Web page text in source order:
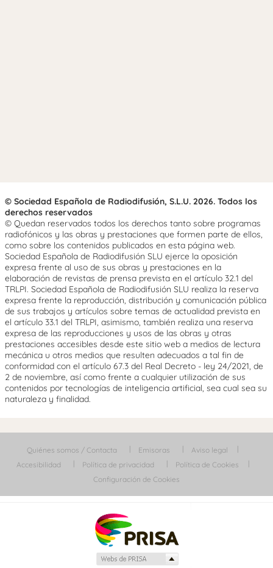
© Sociedad Española de Radiodifusión, S.L.U. 2026. Todos los
derechos reservados
© Quedan reservados todos los derechos tanto sobre programas
radiofónicos y las obras y prestaciones que formen parte de ellos,
como sobre los contenidos publicados en esta página web.
Sociedad Española de Radiodifusión SLU ejerce la oposición
expresa frente al uso de sus obras y prestaciones en la
elaboración de revistas de prensa prevista en el artículo 32.1 del
TRLPI. Sociedad Española de Radiodifusión SLU realiza la reserva
expresa frente la reproducción, distribución y comunicación pública
de sus trabajos y artículos sobre temas de actualidad prevista en
el artículo 33.1 del TRLPI, asimismo, también realiza una reserva
expresa de las reproducciones y usos de las obras y otras
prestaciones accesibles desde este sitio web a medios de lectura
mecánica u otros medios que resulten adecuados a tal fin de
conformidad con el artículo 67.3 del Real Decreto - ley 24/2021, de
2 de noviembre, así como frente a cualquier utilización de sus
contenidos por tecnologías de inteligencia artificial, sea cual sea su
naturaleza y finalidad.
Quiénes somos / Contacta Emisoras
Aviso legal
Accesibilidad
Política de privacidad
Política de Cookies
Configuración de Cookies